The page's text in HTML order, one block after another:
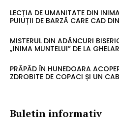
LECȚIA DE UMANITATE DIN
PUIUȚII DE BARZĂ CARE CAD
MISTERUL DIN ADÂNCURI
„INIMA MUNTELUI” DE LA
PRĂPĂD ÎN HUNEDOARA
ZDROBITE DE COPACI ȘI UN
Buletin informativ